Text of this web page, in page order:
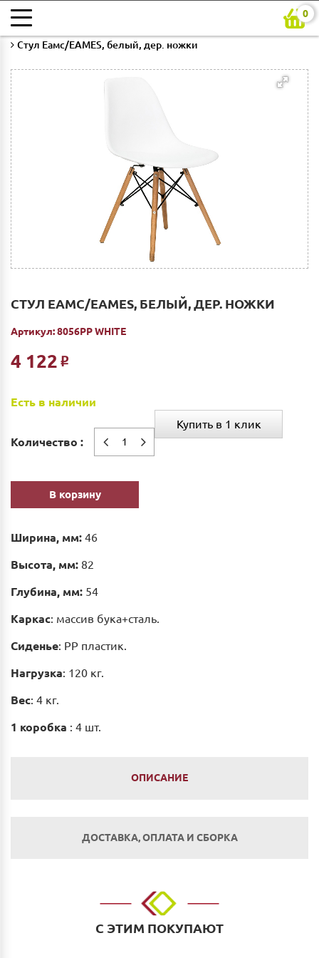
0
Главная
Стул Еамс/EAMES, белый, дер. ножки
СТУЛ ЕАМС/EAMES, БЕЛЫЙ, ДЕР. НОЖКИ
Артикул:8056PP WHITE
4 122 Р
Есть в наличии
Количество :
В корзину
Купить в 1 клик
Ширина, мм: 46
Высота, мм: 82
Глубина, мм: 54
Каркас: массив бука+сталь.
Сиденье: PP пластик.
Нагрузка: 120 кг.
Вес: 4 кг.
1 коробка : 4 шт.
ОПИСАНИЕ
ДОСТАВКА, ОПЛАТА И СБОРКА
Наличным и безналичным расчетом в салоне по
адресу: г. Нижний Новгород, ул. Невзоровых, д.64,
С ЭТИМ ПОКУПАЮТ